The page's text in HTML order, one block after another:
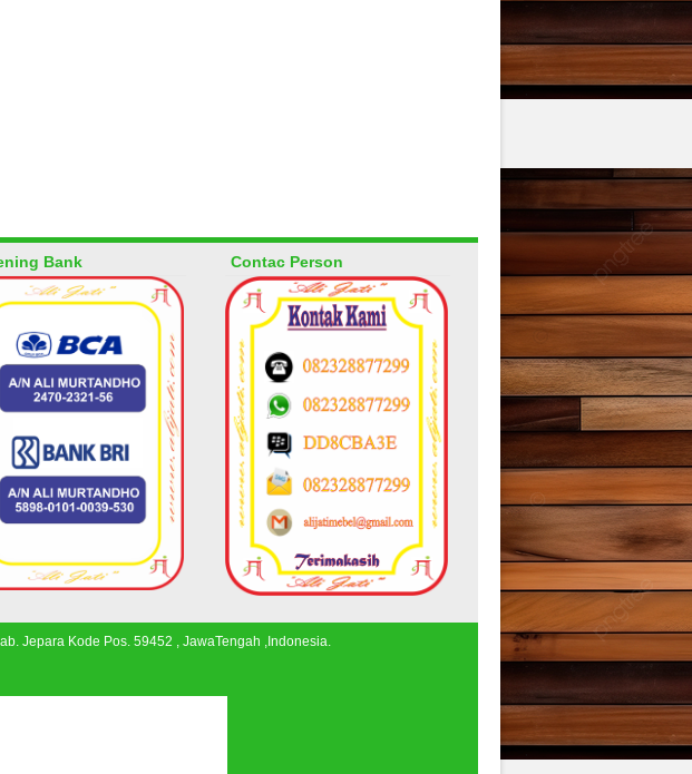
Bank Contac Person
Jepara Kode Pos. 59452 , JawaTengah ,Indonesia.